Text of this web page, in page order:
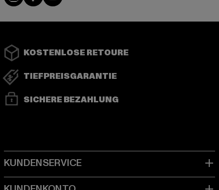
KOSTENLOSE RETOURE
TIEFPREISGARANTIE
SICHERE BEZAHLUNG